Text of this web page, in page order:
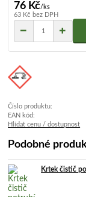
76 Kč/ks
63 Kč bez DPH
Číslo produktu:
EAN kód:
Hlídat cenu / dostupnost
Podobné
Krtek čistič